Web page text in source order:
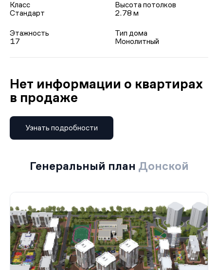
Класс
Стандарт
Высота потолков
2.78 м
Этажность
17
Тип дома
Монолитный
Нет информации о квартирах
в продаже
Узнать подробности
Генеральный план Донской